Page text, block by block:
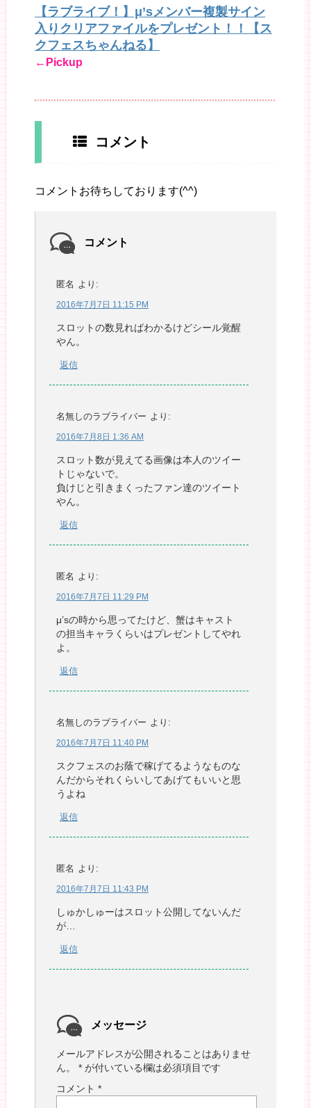
【ラブライブ！】μ’sメンバー複製サイン
入りクリアファイルをプレゼント！！【ス
クフェスちゃんねる】
←Pickup
コメント
コメントお待ちしております(^^)
コメント
匿名 より:
2016年7月7日 11:15 PM
スロットの数見ればわかるけどシール覚醒
やん。
返信
名無しのラブライバー より:
2016年7月8日 1:36 AM
スロット数が見えてる画像は本人のツイー
トじゃないで。
負けじと引きまくったファン達のツイート
やん。
返信
匿名 より:
2016年7月7日 11:29 PM
μ’sの時から思ってたけど、蟹はキャスト
の担当キャラくらいはプレゼントしてやれ
よ。
返信
名無しのラブライバー より:
2016年7月7日 11:40 PM
スクフェスのお蔭で稼げてるようなものな
んだからそれくらいしてあげてもいいと思
うよね
返信
匿名 より:
2016年7月7日 11:43 PM
しゅかしゅーはスロット公開してないんだ
が…
返信
メッセージ
メールアドレスが公開されることはありませ
ん。
* が付いている欄は必須項目です
コメント *